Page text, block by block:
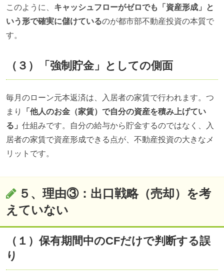
このように、 キャッシュフローがゼロでも「資産形成」と
いう形で確実に儲けているのが都市部不動産投資の本質で
す。
（３）「強制貯金」としての側面
毎月のローン元本返済は、入居者の家賃で行われます。つ
まり
「他人のお金（家賃）で自分の資産を積み上げてい
る」 仕組みです。自分の給与から貯金するのではなく、入
居者の家賃で資産形成できる点が、不動産投資の大きなメ
リットです。
５、理由③：出口戦略（売却）を考
えていない
（１）保有期間中のCFだけで判断する誤
り